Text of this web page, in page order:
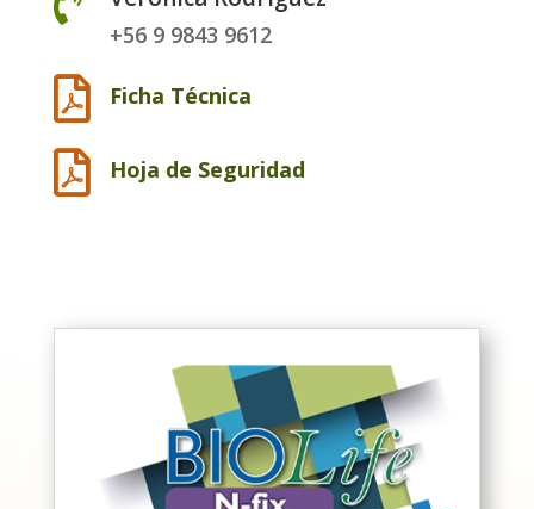
+56 9 9843 9612
 Ficha Técnica
 Hoja de Seguridad